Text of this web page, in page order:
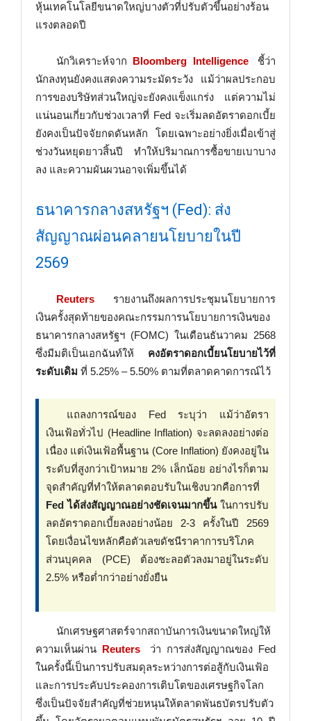
หุ้นเทคโนโลยีขนาดใหญ่บางตัวที่ปรับตัวขึ้นอย่างร้อน
แรงตลอดปี
นักวิเคราะห์จาก Bloomberg Intelligence
ชี้ว่า
นักลงทุนยังคงแสดงความระมัดระวัง แม้ว่าผลประกอบ
การของบริษัทส่วนใหญ่จะยังคงแข็งแกร่ง แต่ความไม่
แน่นอนเกี่ยวกับช่วงเวลาที่ Fed จะเริ่มลดอัตราดอกเบี้ย
ยังคงเป็นปัจจัยกดดันหลัก โดยเฉพาะอย่างยิ่งเมื่อเข้าสู่
ช่วงวันหยุดยาวสิ้นปี ทำให้ปริมาณการซื้อขายเบาบาง
ลง และความผันผวนอาจเพิ่มขึ้นได้
ธนาคารกลางสหรัฐฯ (Fed): ส่ง
สัญญาณผ่อนคลายนโยบายในปี
2569
Reuters
รายงานถึงผลการประชุมนโยบายการ
เงินครั้งสุดท้ายของคณะกรรมการนโยบายการเงินของ
ธนาคารกลางสหรัฐฯ (FOMC) ในเดือนธันวาคม 2568
ซึ่งมีมติเป็นเอกฉันท์ให้ คงอัตราดอกเบี้ยนโยบายไว้ที่
ระดับเดิม ที่ 5.25% – 5.50% ตามที่ตลาดคาดการณ์ไว้
แถลงการณ์ของ Fed ระบุว่า แม้ว่าอัตรา
เงินเฟ้อทั่วไป (Headline Inflation) จะลดลงอย่างต่อ
เนื่อง แต่เงินเฟ้อพื้นฐาน (Core Inflation) ยังคงอยู่ใน
ระดับที่สูงกว่าเป้าหมาย 2% เล็กน้อย อย่างไรก็ตาม
จุดสำคัญที่ทำให้ตลาดตอบรับในเชิงบวกคือการที่
Fed ได้ส่งสัญญาณอย่างชัดเจนมากขึ้นในการปรับ
ลดอัตราดอกเบี้ยลงอย่างน้อย 2-3 ครั้งในปี 2569
โดยเงื่อนไขหลักคือตัวเลขดัชนีราคาการบริโภค
ส่วนบุคคล (PCE) ต้องชะลอตัวลงมาอยู่ในระดับ
2.5% หรือต่ำกว่าอย่างยั่งยืน
นักเศรษฐศาสตร์จากสถาบันการเงินขนาดใหญ่ให้
ความเห็นผ่าน Reuters
ว่า การส่งสัญญาณของ Fed
ในครั้งนี้เป็นการปรับสมดุลระหว่างการต่อสู้กับเงินเฟ้อ
และการประคับประคองการเติบโตของเศรษฐกิจโลก
ซึ่งเป็นปัจจัยสำคัญที่ช่วยหนุนให้ตลาดพันธบัตรปรับตัว